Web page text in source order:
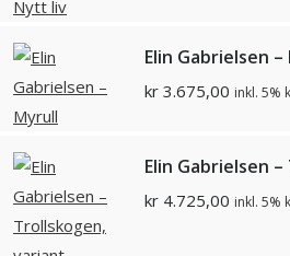
Elin Gabrielsen
kr 3.675,00 inkl. 5%
Elin Gabrielsen
kr 4.725,00 inkl. 5%